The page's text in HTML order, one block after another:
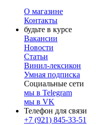
О магазине
Контакты
будьте в курсе
Вакансии
Новости
Статьи
Винил-лексикон
Умная подписка
Социальные сети
мы в Telegram
мы в VK
Телефон для связи
+7 (921) 845-33-51